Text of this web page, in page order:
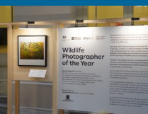
Gündoğdu
ÜÇ KIZI
2026 Perşembe